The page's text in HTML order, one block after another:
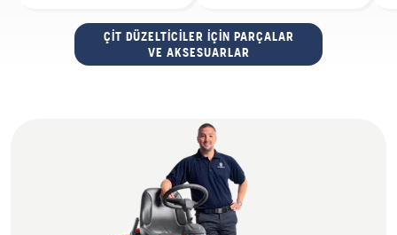
ÇIT DÜZELTICILER IÇIN PARÇALAR
VE AKSESUARLAR